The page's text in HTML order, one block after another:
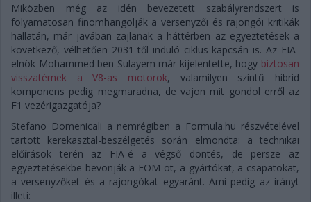
Miközben még az idén bevezetett szabályrendszert is
folyamatosan finomhangolják a versenyzői és rajongói kritikák
hallatán, már javában zajlanak a háttérben az egyeztetések a
következő, vélhetően 2031-től induló ciklus kapcsán is. Az FIA-
elnök Mohammed ben Sulayem már kijelentette, hogy biztosan
visszatérnek a V8-as motorok, valamilyen szintű hibrid
komponens pedig megmaradna, de vajon mit gondol erről az
F1 vezérigazgatója?
Stefano Domenicali a nemrégiben a Formula.hu részvételével
tartott kerekasztal-beszélgetés során elmondta: a technikai
előírások terén az FIA-é a végső döntés, de persze az
egyeztetésekbe bevonják a FOM-ot, a gyártókat, a csapatokat,
a versenyzőket és a rajongókat egyaránt. Ami pedig az irányt
illeti: